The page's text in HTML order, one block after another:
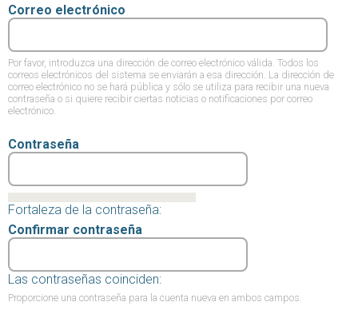
Correo electrónico
Por favor, introduzca una dirección de correo electrónico válida. Todos los
correos electrónicos del sistema se enviarán a esa dirección. La dirección de
correo electrónico no se hará pública y sólo se utiliza para recibir una nueva
contraseña o si quiere recibir ciertas noticias o notificaciones por correo
electrónico.
Contraseña
Fortaleza de la contraseña:
Confirmar contraseña
Las contraseñas coinciden:
Proporcione una contraseña para la cuenta nueva en ambos campos.